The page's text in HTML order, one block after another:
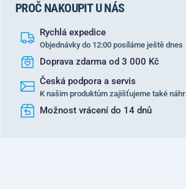
PROČ NAKOUPIT U NÁS
Rychlá expedice
Objednávky do 12:00 posíláme ještě dnes
Doprava zdarma od 3 000 Kč
Česká podpora a servis
K našim produktům zajišťujeme také
Možnost vrácení do 14 dnů